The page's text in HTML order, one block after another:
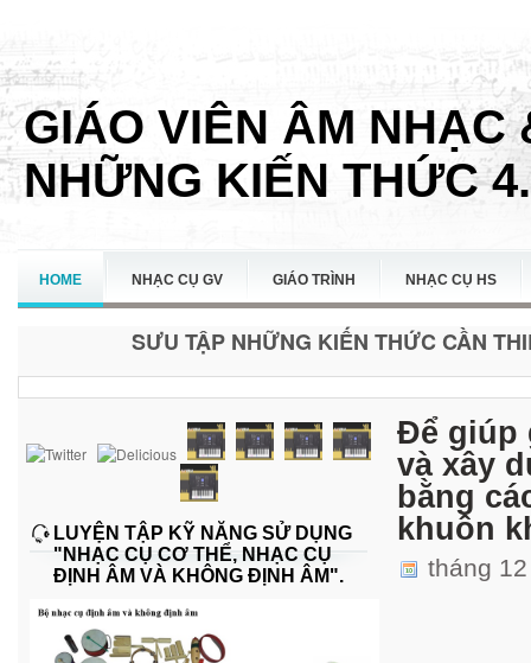
GIÁO VIÊN ÂM NHẠC
NHỮNG KIẾN THỨC
HOME NHẠC CỤ GV GIÁO TRÌNH NHẠC CỤ HS
SƯU TẬP NHỮNG KIẾN THỨC CẦN
LUYỆN TẬP KỸ NĂNG SỬ DỤNG
"NHẠC CỤ CƠ THỂ, NHẠC CỤ
ĐỊNH ÂM VÀ KHÔNG ĐỊNH ÂM".
Để giúp
và xây
bằng
khuôn
tháng